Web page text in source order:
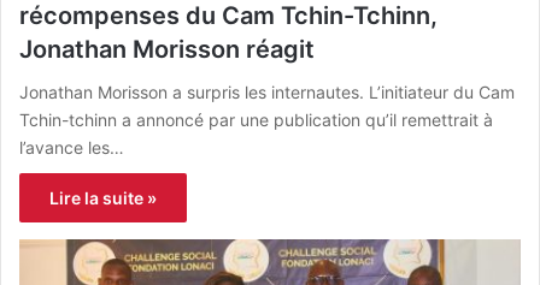
récompenses du Cam Tchin-Tchinn,
Jonathan Morisson réagit
Jonathan Morisson a surpris les internautes. L’initiateur du Cam
Tchin-tchinn a annoncé par une publication qu’il remettrait à
l’avance les…
Lire la suite »